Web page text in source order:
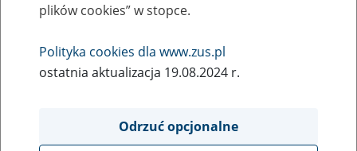
Rodzaj wydarzenia
Szkolenia
Obszar merytoryczny
obsługa klientów
plików cookies” w stopce.
Polityka cookies dla www.zus.pl
ostatnia aktualizacja 19.08.2024 r.
Odrzuć opcjonalne